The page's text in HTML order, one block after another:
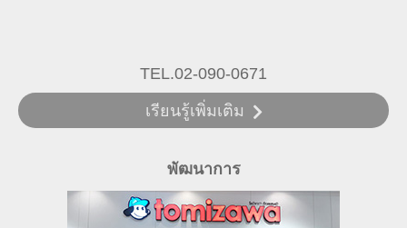
TEL.02-090-0671
เรียนรู้เพิ่มเติม
พัฒนาการ